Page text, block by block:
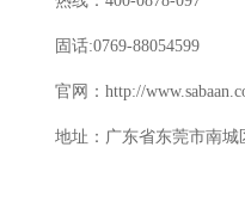
固话:0769-88054599
官网： http://
地址：广东省东莞市南城